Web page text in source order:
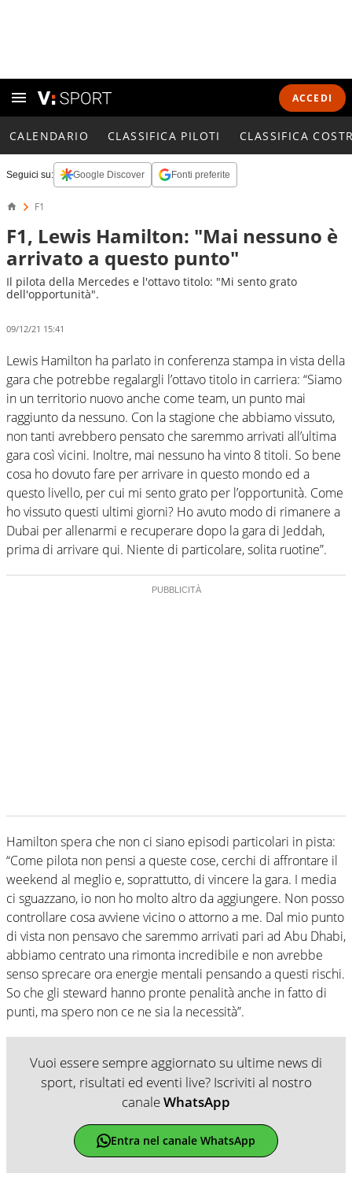
ACCEDI
CALENDARIO CLASSIFICA PILOTI CLASSIFICA
Seguici su: Google Discover Fonti preferite
F1
F1, Lewis Hamilton: "Mai nessuno è
arrivato a questo punto"
Il pilota della Mercedes e l'ottavo titolo: "Mi sento grato
dell'opportunità".
09/12/21 15:41
Lewis Hamilton ha parlato in conferenza stampa in vista della
gara che potrebbe regalargli l’ottavo titolo in carriera: “Siamo
in un territorio nuovo anche come team, un punto mai
raggiunto da nessuno. Con la stagione che abbiamo vissuto,
non tanti avrebbero pensato che saremmo arrivati all’ultima
gara così vicini. Inoltre, mai nessuno ha vinto 8 titoli. So bene
cosa ho dovuto fare per arrivare in questo mondo ed a
questo livello, per cui mi sento grato per l’opportunità. Come
ho vissuto questi ultimi giorni? Ho avuto modo di rimanere a
Dubai per allenarmi e recuperare dopo la gara di Jeddah,
prima di arrivare qui. Niente di particolare, solita ruotine”.
Hamilton spera che non ci siano episodi particolari in pista:
“Come pilota non pensi a queste cose, cerchi di affrontare il
weekend al meglio e, soprattutto, di vincere la gara. I media
ci sguazzano, io non ho molto altro da aggiungere. Non posso
controllare cosa avviene vicino o attorno a me. Dal mio punto
di vista non pensavo che saremmo arrivati pari ad Abu Dhabi,
abbiamo centrato una rimonta incredibile e non avrebbe
senso sprecare ora energie mentali pensando a questi rischi.
So che gli steward hanno pronte penalità anche in fatto di
punti, ma spero non ce ne sia la necessità”.
Vuoi essere sempre aggiornato su ultime news di
sport, risultati ed eventi live? Iscriviti al nostro
canaleWhatsApp
Entra nel canale WhatsApp